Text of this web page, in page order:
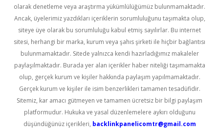
olarak denetleme veya araştırma yükümlülüğümüz bulunmamaktadır.
Ancak, üyelerimiz yazdıkları içeriklerin sorumluluğunu taşımakta olup,
siteye üye olarak bu sorumluluğu kabul etmiş sayılırlar. Bu internet
sitesi, herhangi bir marka, kurum veya şahıs şirketi ile hiçbir bağlantısı
bulunmamaktadır. Sitede yalnızca kendi hazırladığımız makaleler
paylaşılmaktadır. Burada yer alan içerikler haber niteliği taşımamakta
olup, gerçek kurum ve kişiler hakkında paylaşım yapılmamaktadır.
Gerçek kurum ve kişiler ile isim benzerlikleri tamamen tesadüfidir.
Sitemiz, kar amacı gütmeyen ve tamamen ücretsiz bir bilgi paylaşım
platformudur. Hukuka ve yasal düzenlemelere aykırı olduğunu
düşündüğünüz içerikleri, backlinkpanelicomtr@gmail.com